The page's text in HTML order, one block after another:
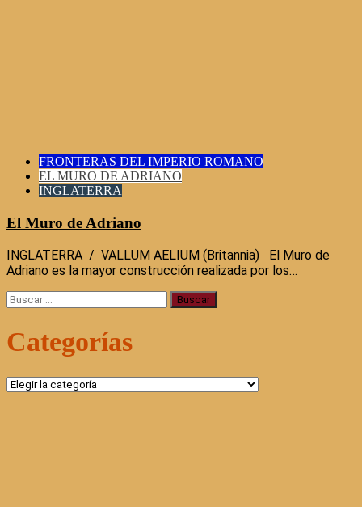
FRONTERAS DEL IMPERIO ROMANO
EL MURO DE ADRIANO
INGLATERRA
El Muro de Adriano
INGLATERRA / VALLUM AELIUM (Britannia) El Muro de
Adriano es la mayor construcción realizada por los…
Buscar:
Categorías
Categorías